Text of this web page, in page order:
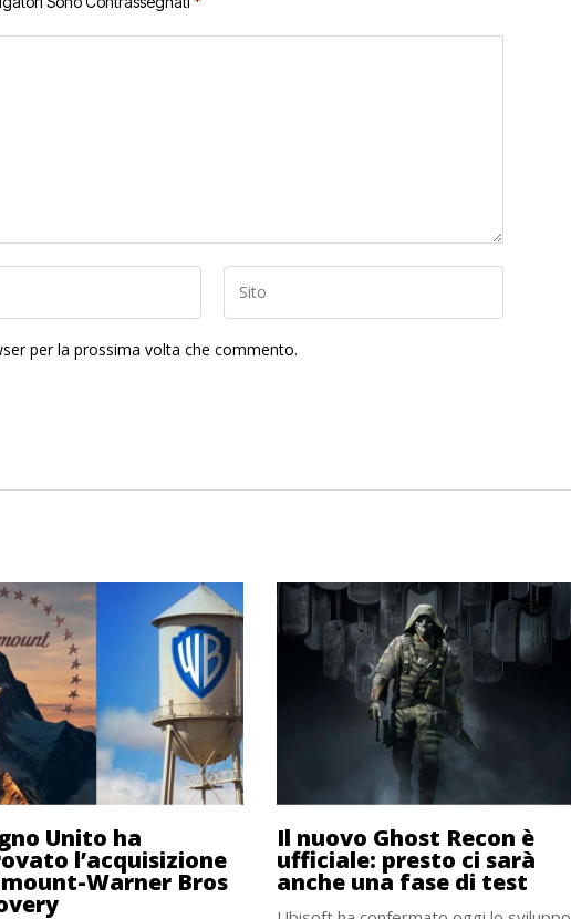
per la prossima volta che commento.
Unito ha
l’acquisizione
Warner Bros
Il nuovo Ghost Recon è
ufficiale: presto ci sarà
anche una fase di test